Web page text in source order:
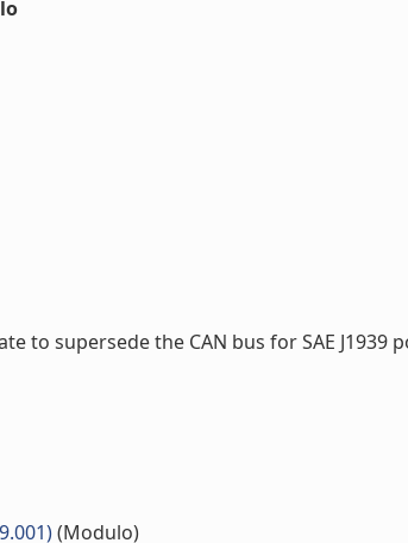
to supersede the CAN bus for SAE
(Modulo)